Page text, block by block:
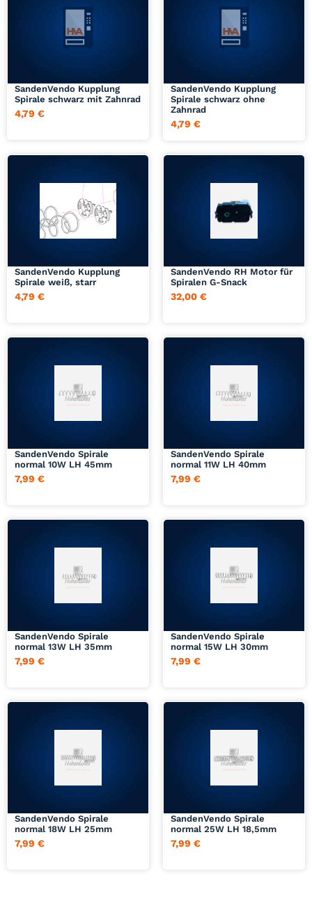
SandenVendo Kupplung
Spirale schwarz mit Zahnrad
4,79 €
SandenVendo Kupplung
Spirale schwarz ohne
Zahnrad
4,79 €
SandenVendo Kupplung
Spirale weiß, starr
4,79 €
SandenVendo RH Motor für
Spiralen G-Snack
32,00 €
SandenVendo Spirale
normal 10W LH 45mm
7,99 €
SandenVendo Spirale
normal 11W LH 40mm
7,99 €
SandenVendo Spirale
normal 13W LH 35mm
7,99 €
SandenVendo Spirale
normal 15W LH 30mm
7,99 €
SandenVendo Spirale
normal 18W LH 25mm
7,99 €
SandenVendo Spirale
normal 25W LH 18,5mm
7,99 €